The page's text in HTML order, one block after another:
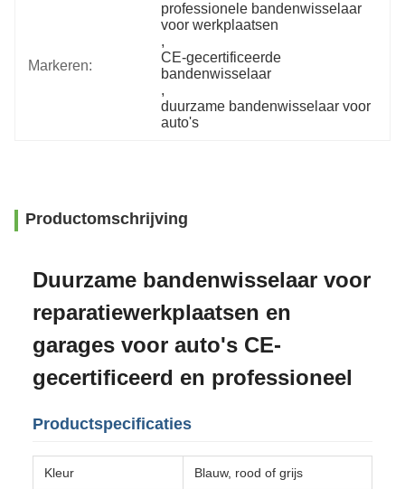
Markeren:
professionele bandenwisselaar
voor werkplaatsen
,
CE-gecertificeerde
bandenwisselaar
,
duurzame bandenwisselaar voor
auto's
Productomschrijving
Duurzame bandenwisselaar voor
reparatiewerkplaatsen en
garages voor auto's CE-
gecertificeerd en professioneel
Productspecificaties
Kleur Blauw, rood of grijs